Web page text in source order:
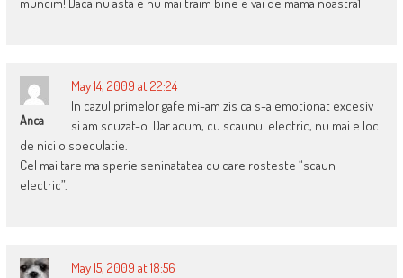
Anca
May 14, 2009 at 22:24
In cazul primelor gafe mi-am zis ca s-a emotionat excesiv
si am scuzat-o. Dar acum, cu scaunul electric, nu mai e loc
de nici o speculatie.
Cel mai tare ma sperie seninatatea cu care rosteste “scaun
electric”.
May 15, 2009 at 18:56